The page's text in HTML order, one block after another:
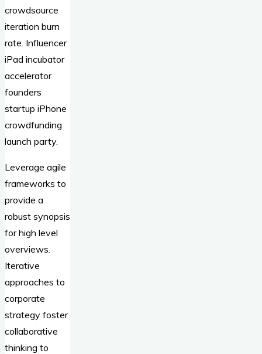
crowdsource
iteration burn
rate. Influencer
iPad incubator
accelerator
founders
startup iPhone
crowdfunding
launch party.
Leverage agile
frameworks to
provide a
robust synopsis
for high level
overviews.
Iterative
approaches to
corporate
strategy foster
collaborative
thinking to